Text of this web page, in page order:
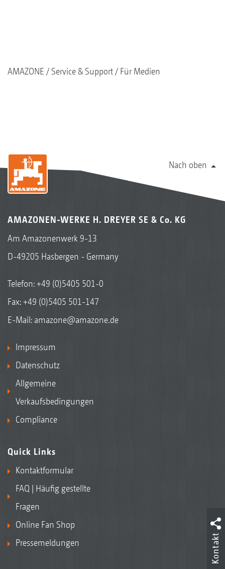
AMAZONE Service & Support Für Medien
Nach oben
AMAZONEN-WERKE H. DREYER SE & Co. KG
Am Amazonenwerk 9-13
D-49205 Hasbergen - Germany
Telefon:+49 (0)5405 501-0
Fax: +49 (0)5405 501-147
E-Mail: amazone@amazone.de
Impressum
Datenschutz
Allgemeine
Verkaufsbedingungen
Compliance
Quick Links
Kontaktformular
FAQ | Häufig gestellte
Fragen
Online Fan Shop
Pressemeldungen
Kontakt